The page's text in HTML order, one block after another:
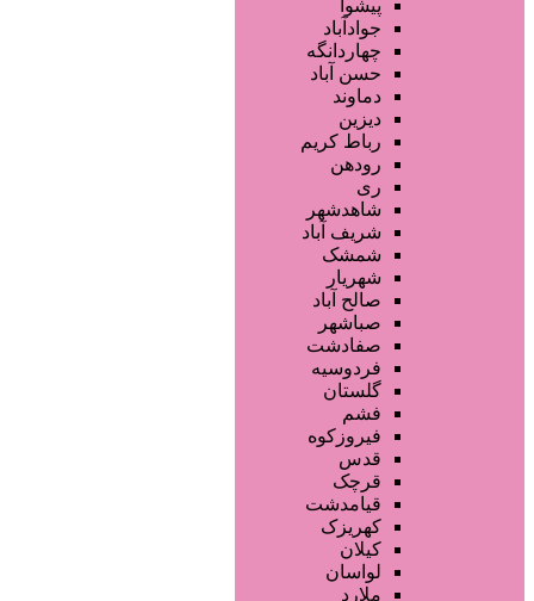
محصولات مو
خدمات دندانپزشکی
ماساژ و اسپا
خدمات لیزر و رفع موهای زائد
کلینیک های زیبایی پزشکی
سایر خدمات
پیشوا
جوادآباد
چهاردانگه
حسن آباد
دماوند
دیزین
رباط کریم
رودهن
ری
شاهدشهر
شریف آباد
شمشک
شهریار
صالح آباد
صباشهر
صفادشت
فردوسیه
گلستان
فشم
فیروزکوه
قدس
قرچک
قیامدشت
کهریزک
کیلان
لواسان
ملارد
صفحه اصلی
آگهی انبوه
طراحی سایت